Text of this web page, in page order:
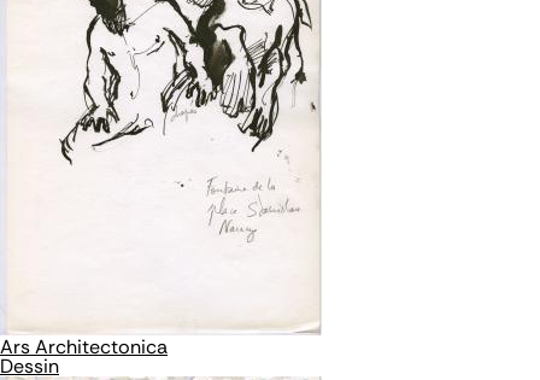
Ars Architectonica
Dessin